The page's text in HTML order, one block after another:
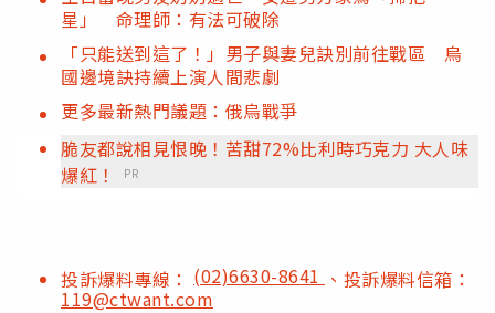
星」 命理師：有法可破除
「只能送到這了！」男子與妻兒訣別前往戰區 烏
國邊境訣持續上演人間悲劇
更多最新熱門議題：俄烏戰爭
脆友都說相見恨晚！苦甜72%比利時巧克力 大人味
爆紅！
PR
投訴爆料專線： (02)6630-8641 、投訴爆料信箱：
119@ctwant.com